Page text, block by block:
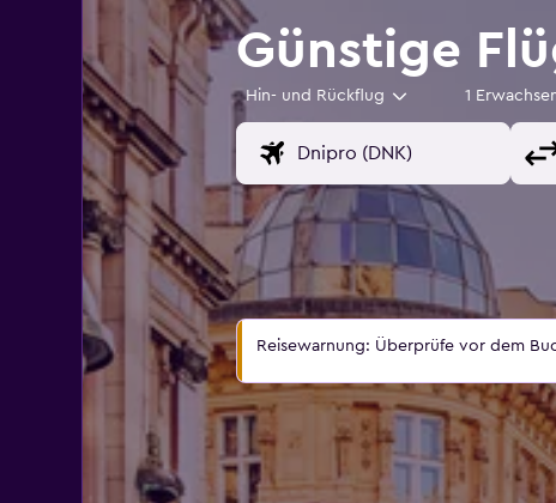
Günstige
Hin- und Rückflug 1
Reisewarnung: Überprüfe vor dem